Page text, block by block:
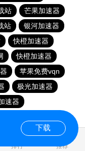
站
芒果加速器
站
银河加速器
快橙加速器
快橙加速器
苹果免费vqn
极光加速器
速器
排行 推荐
下载